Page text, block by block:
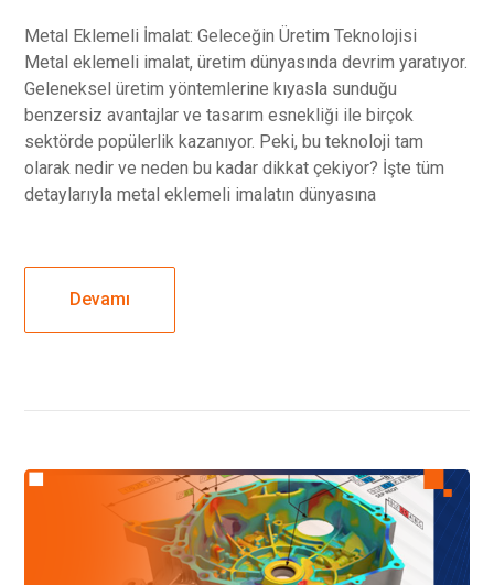
Metal Eklemeli İmalat: Geleceğin Üretim Teknolojisi
Metal eklemeli imalat, üretim dünyasında devrim yaratıyor.
Geleneksel üretim yöntemlerine kıyasla sunduğu
benzersiz avantajlar ve tasarım esnekliği ile birçok
sektörde popülerlik kazanıyor. Peki, bu teknoloji tam
olarak nedir ve neden bu kadar dikkat çekiyor? İşte tüm
detaylarıyla metal eklemeli imalatın dünyasına
Devamı